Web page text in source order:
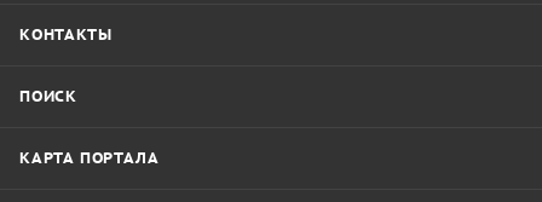
КОНТАКТЫ
ПОИСК
КАРТА ПОРТАЛА